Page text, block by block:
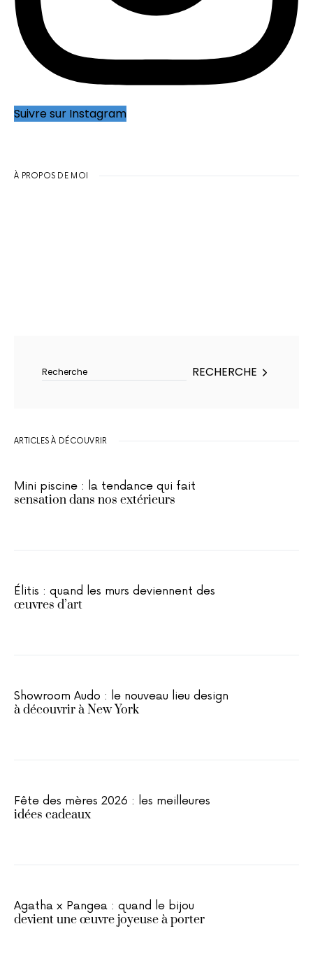
Suivre sur Instagram
À PROPOS DE MOI
RECHERCHE
ARTICLES À DÉCOUVRIR
Mini piscine : la tendance qui fait
sensation dans nos extérieurs
Élitis : quand les murs deviennent des
œuvres d’art
Showroom Audo : le nouveau lieu design
à découvrir à New York
Fête des mères 2026 : les meilleures
idées cadeaux
Agatha x Pangea : quand le bijou
devient une œuvre joyeuse à porter